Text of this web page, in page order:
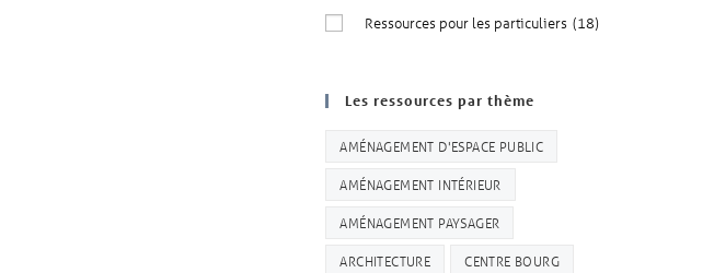
Ressources pour les particuliers (18)
Les ressources par thème
AMÉNAGEMENT D'ESPACE PUBLIC
AMÉNAGEMENT INTÉRIEUR
AMÉNAGEMENT PAYSAGER
ARCHITECTURE CENTRE BOURG